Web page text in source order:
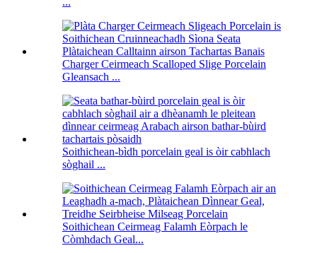
Charger Ceirmeach Scalloped Slige Porcelain
Gleansach ...
Soithichean-bìdh porcelain geal is òir cabhlach
sòghail ...
Soithichean Ceirmeag Falamh Eòrpach le
Còmhdach Geal...